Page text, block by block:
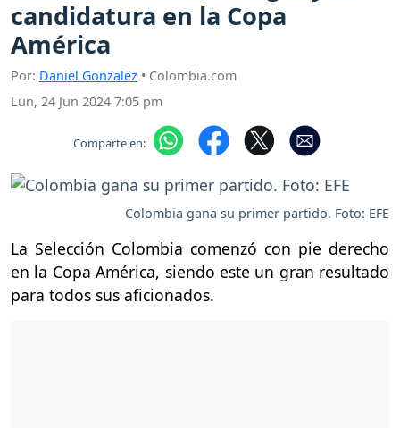
candidatura en la Copa
América
Por: Daniel Gonzalez • Colombia.com
Lun, 24 Jun 2024 7:05 pm
Comparte en:
Colombia gana su primer partido. Foto: EFE
La Selección Colombia comenzó con pie derecho
en la Copa América, siendo este un gran resultado
para todos sus aficionados.